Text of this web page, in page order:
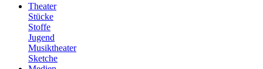
Theater
Stücke
Stoffe
Jugend
Musiktheater
Sketche